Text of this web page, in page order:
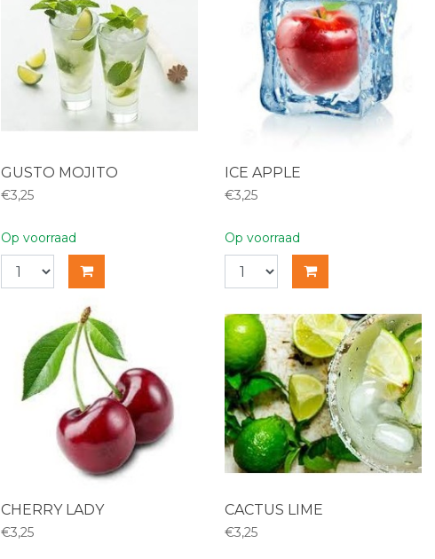
GUSTO MOJITO
€3,25
Op voorraad
ICE APPLE
€3,25
Op voorraad
CHERRY LADY
€3,25
CACTUS LIME
€3,25